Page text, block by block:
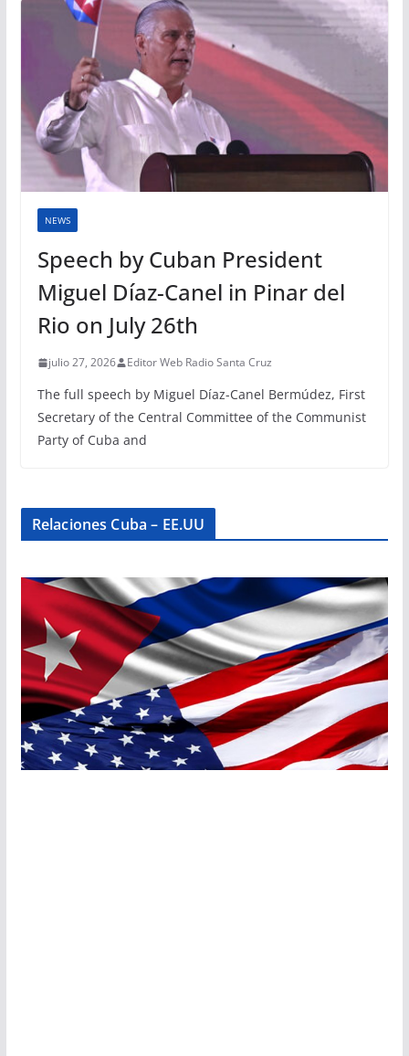
NEWS
Speech by Cuban President
Miguel Díaz-Canel in Pinar del
Rio on July 26th
julio 27, 2026 Editor Web Radio Santa Cruz
The full speech by Miguel Díaz-Canel Bermúdez, First
Secretary of the Central Committee of the Communist
Party of Cuba and
Relaciones Cuba – EE.UU